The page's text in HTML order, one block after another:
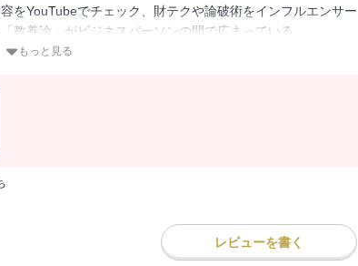
をYouTubeでチェック、財テクや論破術をインフルエンサー
養論」がビジネスパーソンの間で広まっている。
動する著者は「ファスト教養」と名付けた。
に「バカ」と分類する論客・・・・・・2000年代以降にビ
社会に広まる「息苦しさ」の正体を明らかにする。
布」を豊かにする
／「教養」と「金儲け」をつなぐ「出し抜く」
の「中田敦彦のYouTube大学」／世界のエリートのように
もっと見る
レビューを書く